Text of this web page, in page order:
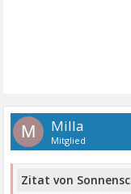
M Milla
Mitglied
Zitat von